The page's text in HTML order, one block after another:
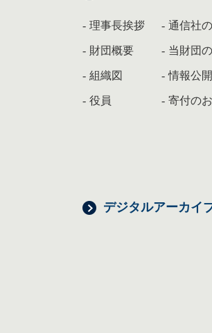
理事長挨拶
財団概要
組織図
役員
通信社
当財団
情報公開
寄付の
デジタルアーカイ